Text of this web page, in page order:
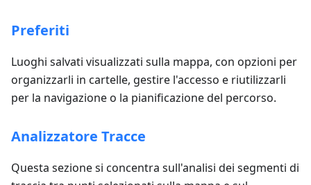
Preferiti
Luoghi salvati visualizzati sulla mappa, con opzioni per
organizzarli in cartelle, gestire l'accesso e riutilizzarli
per la navigazione o la pianificazione del percorso.
Analizzatore Tracce
Questa sezione si concentra sull'analisi dei segmenti di